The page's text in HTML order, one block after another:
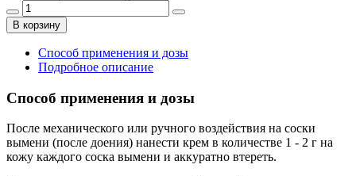
В корзину
Способ применения и дозы
Подробное описание
Способ применения и дозы
После механического или ручного воздействия на соски
вымени (после доения) нанести крем в количестве 1 - 2 г на
кожу каждого соска вымени и аккуратно втереть.